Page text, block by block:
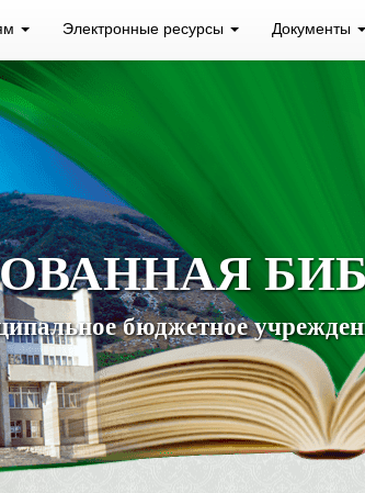
Электронные ресурсы Документы
бюджетное